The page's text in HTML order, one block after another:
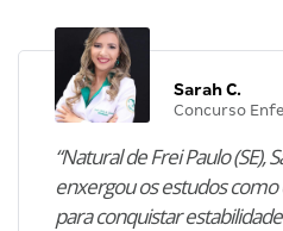
Sarah C.
Concurso
“Natural de Frei Paulo (SE),
enxergou os estudos
para conquistar